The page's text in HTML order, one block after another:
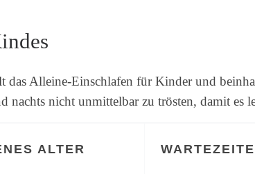
das Alleine-Einschlafen für Kinder und
nicht unmittelbar zu trösten, damit es
ALTER